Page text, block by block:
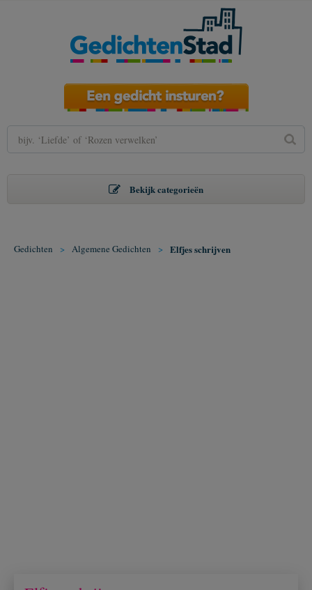
Bekijk categorieën
Gedichten > Algemene Gedichten > Elfjes schrijven